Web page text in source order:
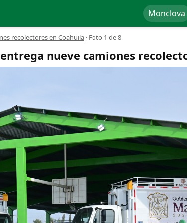
Monclova
recolectores en Coahuila · Foto 1 de 8
nueve camiones